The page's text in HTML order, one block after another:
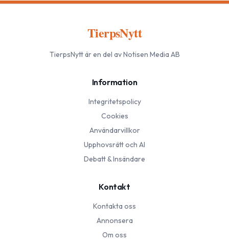
TierpsNytt
TierpsNyttär en del av Notisen Media AB
Information
Integritetspolicy
Cookies
Användarvillkor
Upphovsrätt och AI
Debatt & Insändare
Kontakt
Kontakta oss
Annonsera
Om oss